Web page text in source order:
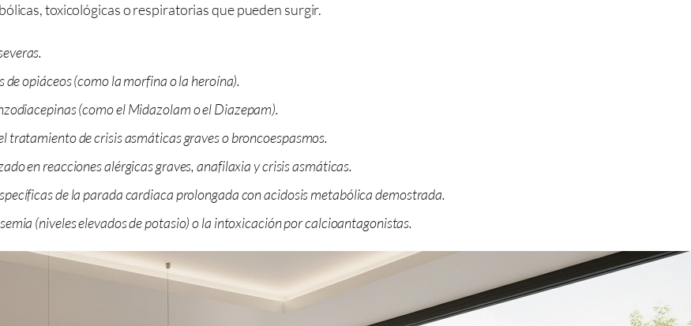
toxicológicas o respiratorias que pueden surgir.
opiáceos (como la morfina o la heroína).
(como el Midazolam o el Diazepam).
de crisis asmáticas graves o broncoespasmos.
en reacciones alérgicas graves, anafilaxia y crisis asmáticas.
de la parada cardiaca prolongada con acidosis metabólica demostrada.
(niveles elevados de potasio) o la intoxicación por calcioantagonistas.